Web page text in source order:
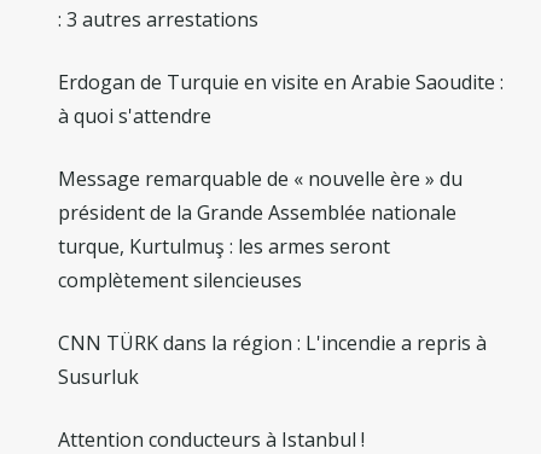
: 3 autres arrestations
Erdogan de Turquie en visite en Arabie Saoudite :
à quoi s'attendre
Message remarquable de « nouvelle ère » du
président de la Grande Assemblée nationale
turque, Kurtulmuş : les armes seront
complètement silencieuses
CNN TÜRK dans la région : L'incendie a repris à
Susurluk
Attention conducteurs à Istanbul !